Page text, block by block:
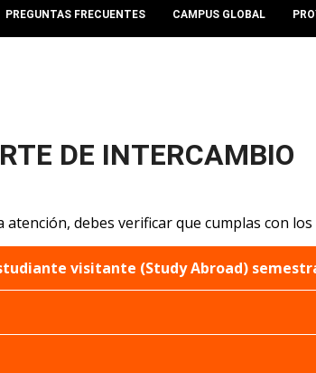
PREGUNTAS FRECUENTES CAMPUS GLOBAL
DE INTERCAMBIO
atención, debes verificar que cumplas con
visitante (Study Abroad)